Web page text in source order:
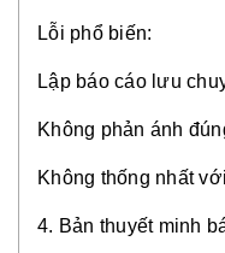
Lỗi phổ biến:
Lập báo cáo lưu
Không phản ánh
Không thống nhất
4. Bản thuyết minh